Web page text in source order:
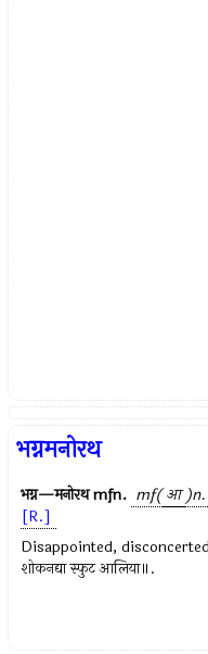
भग्नमनोरथ
भग्न—मनोरथmfn. mf( आ )n.
[R.]
Disappointed,
शोकनद्या स्फुट आलिया॥.